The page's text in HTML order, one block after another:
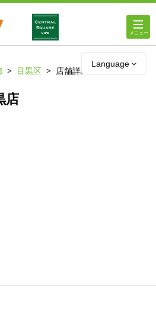
Language
シ情報
目黒区 店舗詳細
店